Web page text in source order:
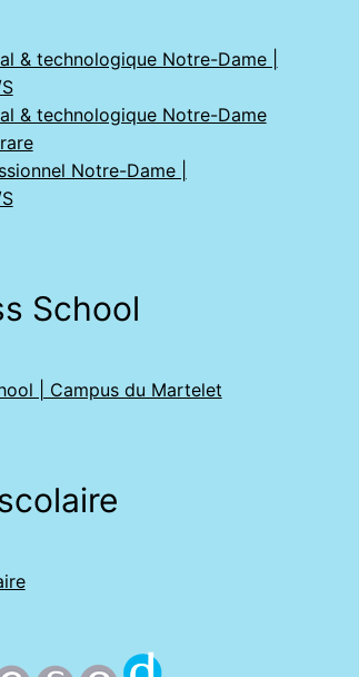
& technologique Notre-Dame |
& technologique Notre-Dame
Notre-Dame |
School
| Campus du Martelet